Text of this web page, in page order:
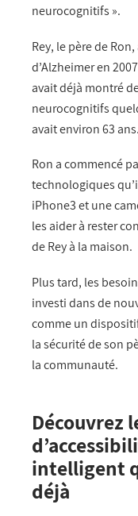
neurocognitifs ».
Rey, le père de
d’Alzheimer en
avait déjà montré
neurocognitifs
avait environ 63 ans.
Ron a commencé
technologiques
iPhone3 et une
les aider à rester
de Rey à la maison.
Plus tard, les
investi dans de
comme un
la sécurité de son
la communauté.
Découvrez
intelligent
déjà